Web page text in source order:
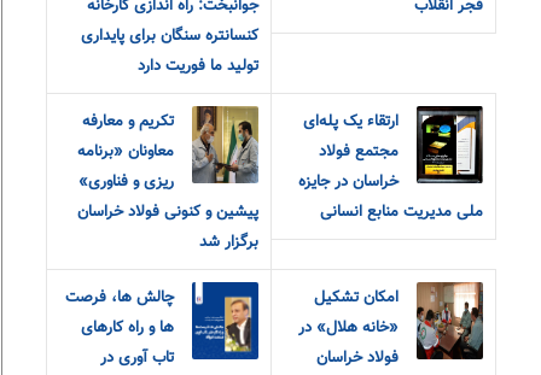
فجر انقلاب
جوانبخت: راه اندازی کارخانه
کنسانتره سنگان برای پایداری
تولید ما فوریت دارد
ارتقاء یک پله‌ای
مجتمع فولاد
خراسان در جایزه
ملی مدیریت منابع انسانی
تکریم و معارفه
معاونان «برنامه
ریزی و فناوری»
پیشین و کنونی فولاد خراسان
برگزار شد
امکان تشکيل
«خانه هلال» در
فولاد خراسان
چالش ها، فرصت
ها و راه کارهای
تاب آوری در